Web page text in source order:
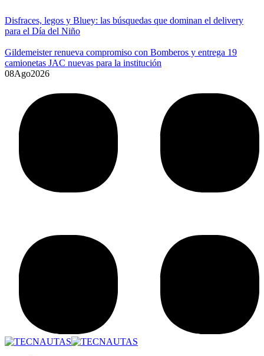
Disfraces, legos y Bluey: las búsquedas que dominan el delivery
para el Día del Niño
Gildemeister renueva compromiso con Bomberos y entrega 19
camionetas JAC nuevas para la institución
08Ago2026